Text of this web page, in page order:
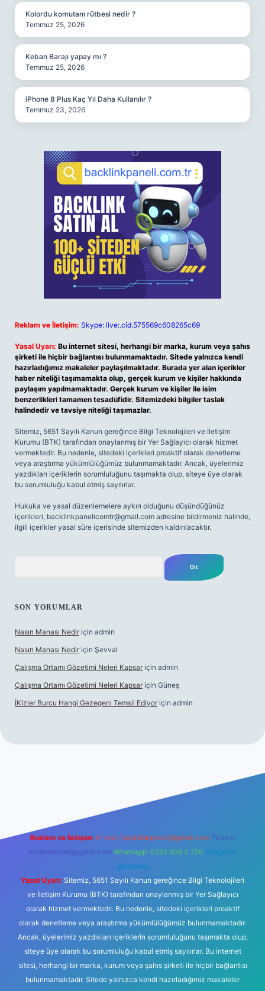
Kolordu komutanı rütbesi nedir ?
Temmuz 25, 2026
Keban Barajı yapay mı ?
Temmuz 25, 2026
iPhone 8 Plus Kaç Yıl Daha Kullanılır ?
Temmuz 23, 2026
Reklam ve İletişim: Skype: live:.cid.575569c608265c69
Yasal Uyarı: Bu internet sitesi, herhangi bir marka, kurum veya şahıs
şirketi ile hiçbir bağlantısı bulunmamaktadır. Sitede yalnızca kendi
hazırladığımız makaleler paylaşılmaktadır. Burada yer alan içerikler
haber niteliği taşımamakta olup, gerçek kurum ve kişiler hakkında
paylaşım yapılmamaktadır. Gerçek kurum ve kişiler ile isim
benzerlikleri tamamen tesadüfidir. Sitemizdeki bilgiler taslak
halindedir ve tavsiye niteliği taşımazlar.
Sitemiz, 5651 Sayılı Kanun gereğince Bilgi Teknolojileri ve İletişim
Kurumu (BTK) tarafından onaylanmış bir Yer Sağlayıcı olarak hizmet
vermektedir. Bu nedenle, sitedeki içerikleri proaktif olarak denetleme
veya araştırma yükümlülüğümüz bulunmamaktadır. Ancak, üyelerimiz
yazdıkları içeriklerin sorumluluğunu taşımakta olup, siteye üye olarak
bu sorumluluğu kabul etmiş sayılırlar.
Hukuka ve yasal düzenlemelere aykırı olduğunu düşündüğünüz
içerikleri, backlinkpanelicomtr@gmail.com adresine bildirmeniz halinde,
ilgili içerikler yasal süre içerisinde sitemizden kaldırılacaktır.
SON YORUMLAR
Nasın Manası Nedir için admin
Nasın Manası Nedir için Şevval
Çalışma Ortamı Gözetimi Neleri Kapsar için admin
Çalışma Ortamı Gözetimi Neleri Kapsar için Güneş
İKizler Burcu Hangi Gezegeni Temsil Ediyor için admin
Reklam ve İletişim: E-mail: backlinkpaneli@gmail.com Teams:
forumhizmeti@gmail.com Whatsapp: 0262 606 0 726 Telegram:
@karabul
Yasal Uyarı: Sitemiz, 5651 Sayılı Kanun gereğince Bilgi Teknolojileri
ve İletişim Kurumu (BTK) tarafından onaylanmış bir Yer Sağlayıcı
olarak hizmet vermektedir. Bu nedenle, sitedeki içerikleri proaktif
olarak denetleme veya araştırma yükümlülüğümüz bulunmamaktadır.
Ancak, üyelerimiz yazdıkları içeriklerin sorumluluğunu taşımakta olup,
siteye üye olarak bu sorumluluğu kabul etmiş sayılırlar. Bu internet
sitesi, herhangi bir marka, kurum veya şahıs şirketi ile hiçbir bağlantısı
bulunmamaktadır. Sitede yalnızca kendi hazırladığımız makaleler